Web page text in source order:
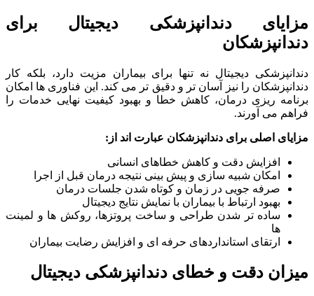
مزایای دندانپزشکی دیجیتال برای
دندانپزشکان
دندانپزشکی دیجیتال نه تنها برای بیماران مزیت دارد، بلکه کار
دندانپزشکان را نیز آسان تر و دقیق تر می کند. این فناوری ها امکان
برنامه ریزی درمان، کاهش خطا و بهبود کیفیت نهایی خدمات را
فراهم می آورند.
مزایای اصلی برای دندانپزشکان عبارت اند از :
افزایش دقت و کاهش خطاهای انسانی
امکان شبیه سازی و پیش بینی نتیجه درمان قبل از اجرا
صرفه جویی در زمان و کوتاه شدن جلسات درمان
بهبود ارتباط با بیماران با نمایش نتایج دیجیتال
ساده تر شدن طراحی و ساخت پروتزها، روکش ها و لمینت
ها
ارتقای استانداردهای حرفه ای و افزایش رضایت بیماران
میزان دقت و خطای دندانپزشکی دیجیتال